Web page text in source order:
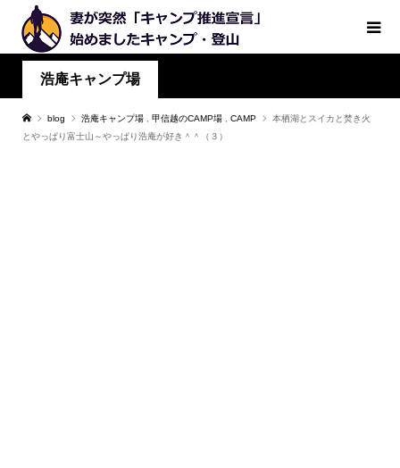
浩庵キャンプ場
blog 浩庵キャンプ場 甲信越のCAMP場 CAMP
本栖湖とスイカと焚き火
とやっぱり富士山～やっぱり浩庵が好き＾＾（３）